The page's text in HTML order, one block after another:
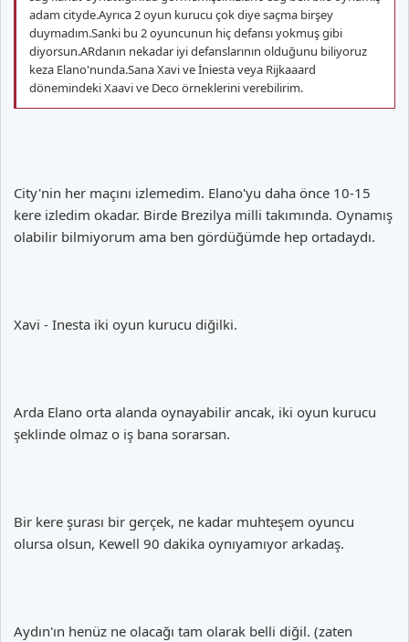
adam cityde.Ayrıca 2 oyun kurucu çok diye saçma birşey
duymadım.Sanki bu 2 oyuncunun hiç defansı yokmuş gibi
diyorsun.ARdanın nekadar iyi defanslarının olduğunu biliyoruz
keza Elano'nunda.Sana Xavi ve İniesta veya Rijkaaard
dönemindeki Xaavi ve Deco örneklerini verebilirim.
City'nin her maçını izlemedim. Elano'yu daha önce 10-15
kere izledim okadar. Birde Brezilya milli takımında. Oynamış
olabilir bilmiyorum ama ben gördüğümde hep ortadaydı.
Xavi - Inesta iki oyun kurucu diğilki.
Arda Elano orta alanda oynayabilir ancak, iki oyun kurucu
şeklinde olmaz o iş bana sorarsan.
Bir kere şurası bir gerçek, ne kadar muhteşem oyuncu
olursa olsun, Kewell 90 dakika oynıyamıyor arkadaş.
Aydın'ın henüz ne olacağı tam olarak belli diğil. (zaten